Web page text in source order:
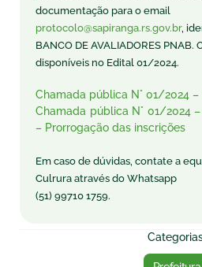
documentação para o email
protocolo@sapiranga.rs.gov.br,
BANCO DE AVALIADORES PNAB.
disponíveis no Edital 01/2024.
Chamada pública N° 01/2024
Chamada pública N° 01/2024
– Prorrogação das inscrições
Em caso de dúvidas, contate a
Culrura através do Whatsapp
(51) 99710 1759.